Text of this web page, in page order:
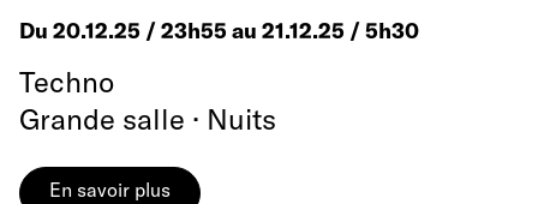
Du 20.12.25 / 23h55 au 21.12.25 / 5h30
Techno
Grande salle · Nuits
En savoir plus